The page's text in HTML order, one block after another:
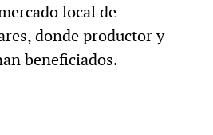
local de
donde productor y
beneficiados.